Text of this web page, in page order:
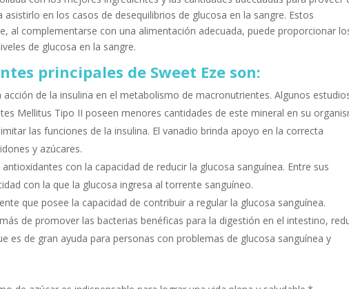
en los casos de desequilibrios de glucosa en la sangre. Estos
al complementarse con una alimentación adecuada, puede proporcionar
de glucosa en la sangre.
principales de Sweet Eze son:
acción de la insulina en el metabolismo de macronutrientes. Algunos
Mellitus Tipo II poseen menores cantidades de este mineral en su
las funciones de la insulina. El vanadio brinda apoyo en la correcta
y azúcares.
con la capacidad de reducir la glucosa sanguínea. Entre sus
con la que la glucosa ingresa al torrente sanguíneo.
que posee la capacidad de contribuir a regular la glucosa sanguínea.
de promover las bacterias benéficas para la digestión en el intestino,
es de gran ayuda para personas con problemas de glucosa sanguínea y